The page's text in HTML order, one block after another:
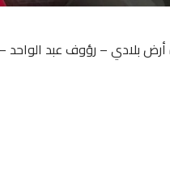
أرض بلادي – رؤوف عبد الواحد –